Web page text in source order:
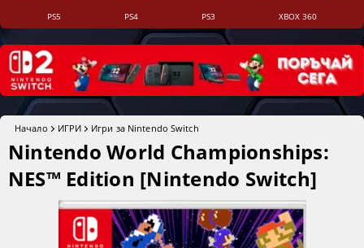
PS5 PS4 PS3 XBOX 360
Начало ИГРИ Игри за Nintendo Switch
Nintendo World Championships:
NES™ Edition [Nintendo Switch]